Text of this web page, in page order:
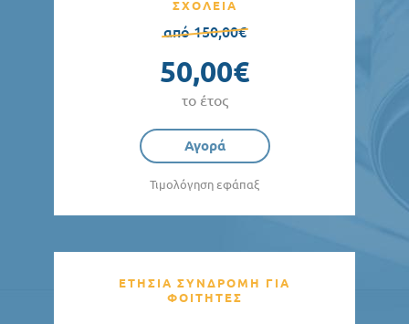
ΣΧΟΛΕΙΑ
από 150,00€
50,00€
το έτος
Αγορά
Τιμολόγηση εφάπαξ
ΕΤΗΣΙΑ ΣΥΝΔΡΟΜΗ ΓΙΑ
ΦΟΙΤΗΤΕΣ